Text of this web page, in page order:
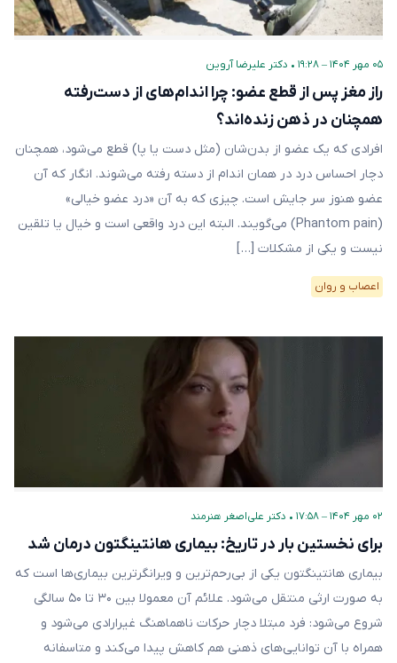
۰۵ مهر ۱۴۰۴ – ۱۹:۲۸ • دکتر علیرضا آروین
راز مغز پس از قطع عضو: چرا اندام‌های از دست‌رفته
همچنان در ذهن زنده‌اند؟
افرادی که یک عضو از بدن‌شان (مثل دست یا پا) قطع می‌شود، همچنان
دچار احساس درد در همان اندام از دسته رفته می‌شوند. انگار که آن
عضو هنوز سر جایش است. چیزی که به آن «درد عضو خیالی»
(Phantom pain) می‌گویند. البته این درد واقعی است و خیال یا تلقین
نیست و یکی از مشکلات […]
اعصاب و روان
۰۲ مهر ۱۴۰۴ – ۱۷:۵۸ • دکتر علی‌اصغر هنرمند
برای نخستین بار در تاریخ: بیماری هانتینگتون درمان شد
بیماری هانتینگتون یکی از بی‌رحم‌ترین و ویرانگرترین بیماری‌ها است که
به صورت ارثی منتقل می‌شود. علائم آن معمولا بین ۳۰ تا ۵۰ سالگی
شروع می‌شود: فرد مبتلا دچار حرکات ناهماهنگ غیرارادی می‌شود و
همراه با آن توانایی‌های ذهنی هم کاهش پیدا می‌کند و متاسفانه